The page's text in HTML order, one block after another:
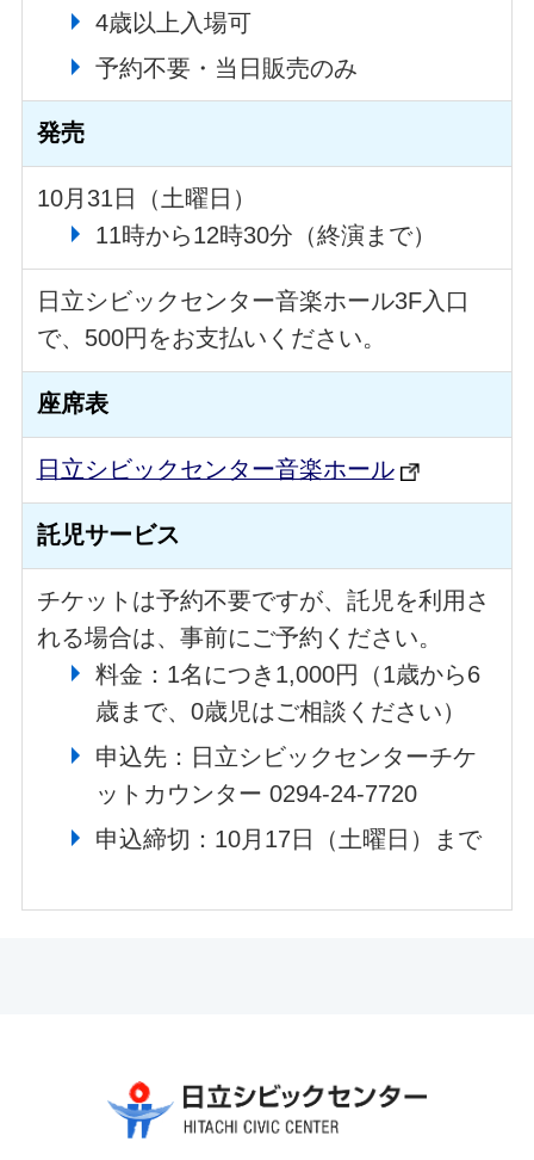
4歳以上入場可
予約不要・当日販売のみ
発売
10月31日（土曜日）
11時から12時30分（終演まで）
日立シビックセンター音楽ホール3F入口
で、500円をお支払いください。
座席表
日立シビックセンター音楽ホール
託児サービス
チケットは予約不要ですが、託児を利用さ
れる場合は、事前にご予約ください。
料金：1名につき1,000円（1歳から6
歳まで、0歳児はご相談ください）
申込先：日立シビックセンターチケ
ットカウンター 0294-24-7720
申込締切：10月17日（土曜日）まで